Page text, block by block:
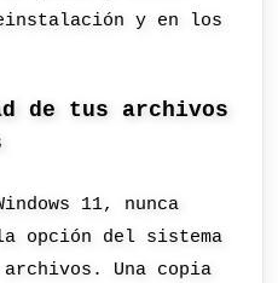
y en los
de tus archivos
11, nunca
opción del sistema
Una copia